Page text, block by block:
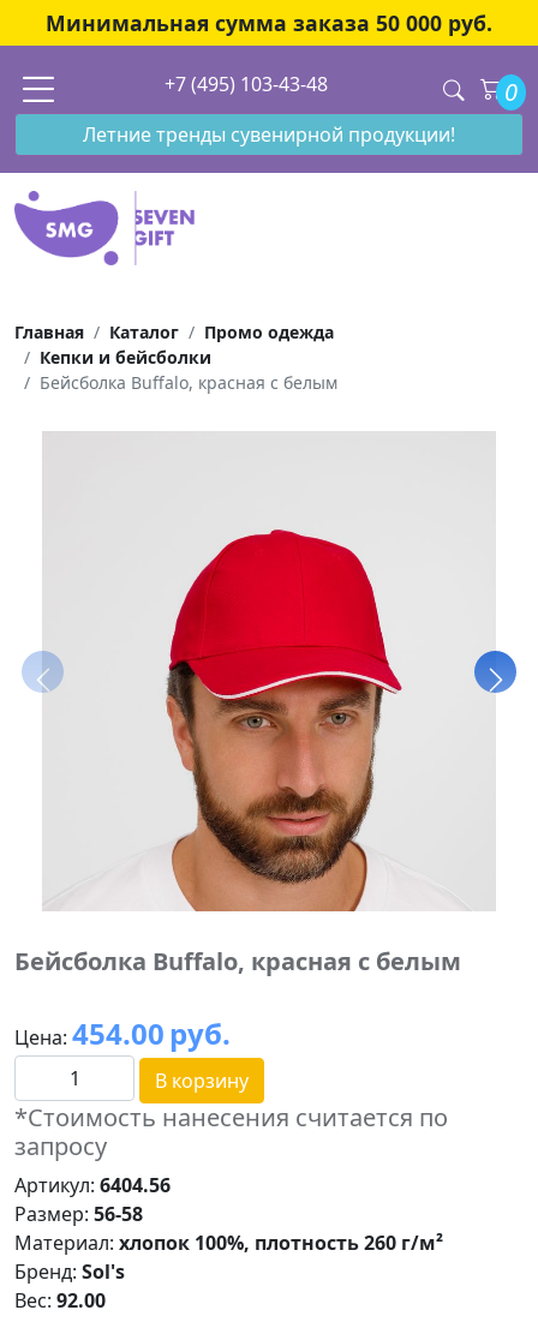
Минимальная сумма заказа 50 000 руб.
+7 (495) 103-43-48 0
Летние тренды сувенирной продукции!
Главная Каталог
Промо одежда
Кепки и бейсболки
Бейсболка Buffalo, красная с белым
Бейсболка Buffalo, красная с белым
Цена: 454.00 руб.
В корзину
*Стоимость нанесения считается по
запросу
Артикул: 6404.56
Размер: 56-58
Материал: хлопок 100%, плотность 260 г/м²
Бренд: Sol's
Вес: 92.00